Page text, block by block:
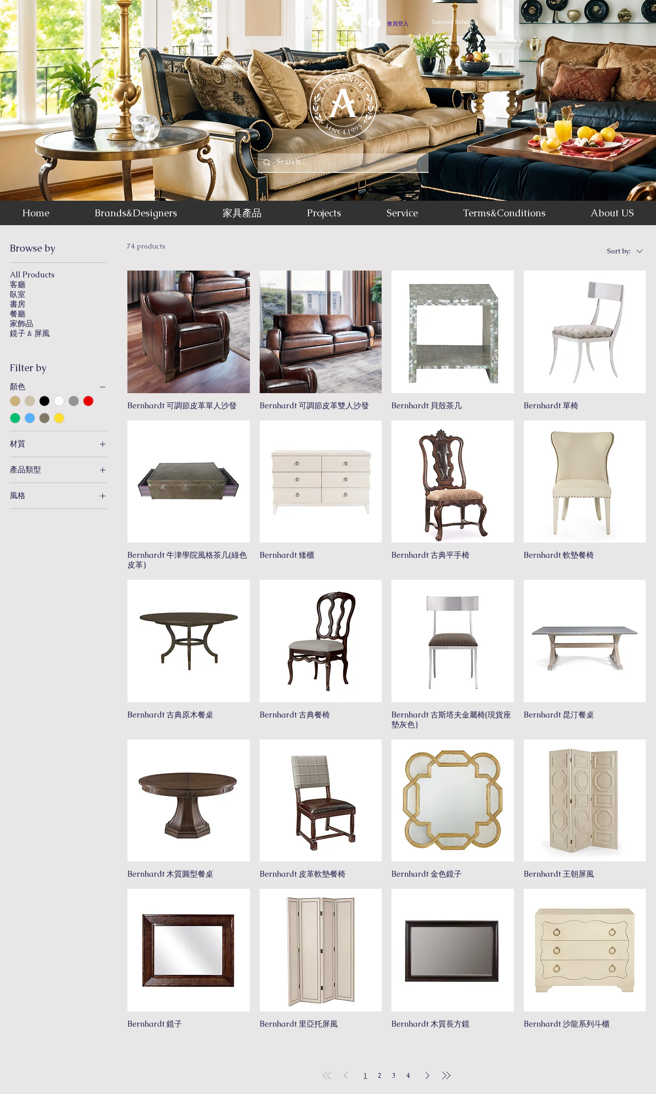
Interior Solution
會員登入
Home Brands&Designers 家具產品 Projects Service Terms&Conditions About US
Browse by
All Products
客廳
臥室
書房
餐廳
家飾品
鏡子 & 屏風
Filter by
顏色
材質
亞麻布
大理石
木質
產品類型
主人椅 & 腳蹬
屏風
風格
中式
74 products
Sort by:
Bernhardt 可調節皮革單人沙發 Bernhardt 可調節皮革雙人沙發 Bernhardt 貝殼茶几 Bernhardt 單椅
Bernhardt 牛津學院風格茶几(綠色
皮革)
Bernhardt 矮櫃 Bernhardt 古典平手椅 Bernhardt 軟墊餐椅
Bernhardt 古典原木餐桌 Bernhardt 古典餐椅
Bernhardt 古斯塔夫金屬椅(現貨座
墊灰色)
Bernhardt 昆汀餐桌
Bernhardt 木質圓型餐桌 Bernhardt 皮革軟墊餐椅 Bernhardt 金色鏡子 Bernhardt 王朝屏風
Bernhardt 鏡子 Bernhardt 里亞托屏風 Bernhardt 木質長方鏡 Bernhardt 沙龍系列斗櫃
1 2 3 4